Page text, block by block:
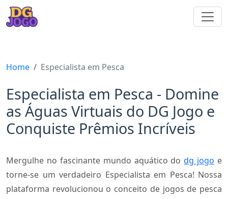
Home Especialista em Pesca
Especialista em Pesca - Domine
as Águas Virtuais do DG Jogo e
Conquiste Prêmios Incríveis
Mergulhe no fascinante mundo aquático dodg jogo e
torne-se um verdadeiro Especialista em Pesca! Nossa
plataforma revolucionou o conceito de jogos de pesca